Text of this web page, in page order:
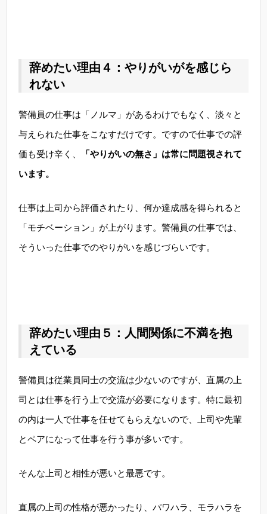
辞めたい理由４：やりがいがを感じら
れない
警備員の仕事は「ノルマ」があるわけでもなく、淡々と
与えられた仕事をこなすだけです。ですので仕事での評
価も受け辛く、
「やりがいの無さ」は常に問題視されて
います。
仕事は上司から評価されたり、何か達成感を得られると
「モチベーション」が上がります。警備員の仕事では、
そういった仕事でのやりがいを感じづらいです。
辞めたい理由５：人間関係に不満を抱
えている
警備員は従業員同士の交流は少ないのですが、直属の上
司とは仕事を行う上で交流が必要になります。特に最初
の内は一人で仕事を任せてもらえないので、上司や先輩
とペアになって仕事を行う事が多いです。
そんな上司と相性が悪いと最悪です。
直属の上司の性格が悪かったり、パワハラ、モラハラを